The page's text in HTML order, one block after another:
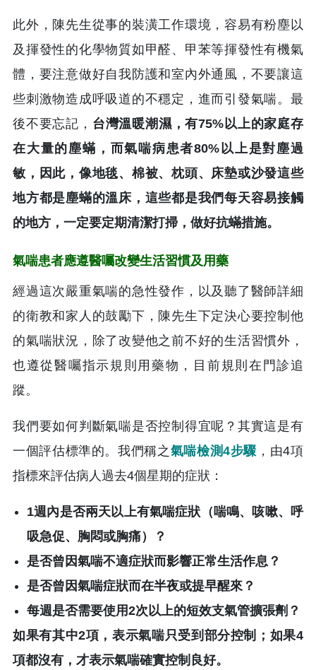
此外，陳先生從事的裝潢工作環境，容易有粉塵以
及揮發性的化學物質如甲醛、甲苯等揮發性有機氣
體，要注意做好自我防護和室內外通風，不要讓這
些刺激物造成呼吸道的不穩定，進而引發氣喘。最
後不要忘記， 台灣溫暖潮濕，有75%以上的家庭存
在大量的塵蟎，而氣喘病患者80%以上是對塵過
敏，因此，像地毯、棉被、枕頭、床墊或沙發這些
地方都是塵蟎的溫床，這些都是我們每天容易接觸
的地方，一定要定期清潔打掃，做好抗蟎措施。
氣喘患者應遵醫囑改變生活習慣及用藥
經過這次嚴重氣喘的急性發作，以及聽了醫師詳細
的衛教和家人的鼓勵下，陳先生下定決心要控制他
的氣喘狀況，除了改變他之前不好的生活習慣外，
也遵從醫囑指示規則用藥物，目前規則在門診追
蹤。
我們要如何判斷氣喘是否控制得宜呢？其實這是有
一個評估標準的。我們稱之 氣喘檢測4步驟 ，由4項
指標來評估病人過去4個星期的症狀：
1週內是否兩天以上有氣喘症狀（喘鳴、咳嗽、呼
吸急促、胸悶或胸痛）？
是否曾因氣喘不適症狀而影響正常生活作息？
是否曾因氣喘症狀而在半夜或提早醒來？
每週是否需要使用2次以上的短效支氣管擴張劑？
如果有其中2項，表示氣喘只受到部分控制；如果4
項都沒有，才表示氣喘確實控制良好。